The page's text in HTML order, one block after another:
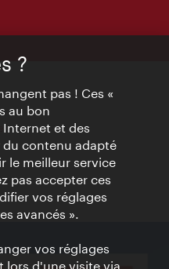
?
pas ! Ces «
au bon
et des
contenu adapté
le meilleur service
pas accepter ces
vos réglages
avancés ».
vos réglages
lors d'une visite via